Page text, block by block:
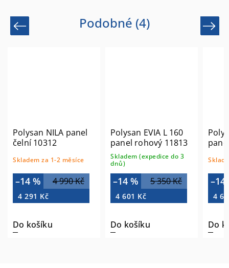
Podobné (4)
Previous
Polysan NILA panel
čelní 10312
Skladem za 1-2 měsíce
4 990 Kč
–14 %
4 291 Kč
Do košíku
Polysan EVIA L 160
panel rohový 11813
Skladem (expedice do 3
dnů)
5 350 Kč
–14 %
4 601 Kč
Do košíku
–14
4
Do
Next